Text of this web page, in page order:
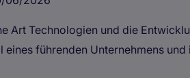
Art Technologien und die
eines führenden Unternehmens